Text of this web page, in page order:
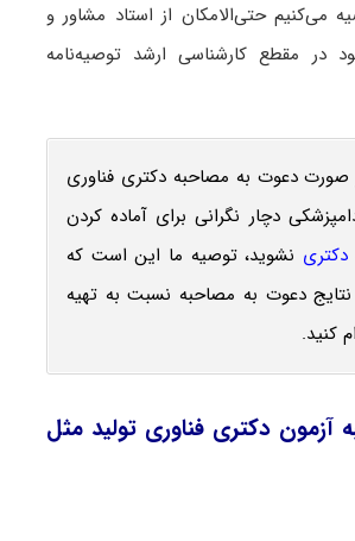
می‌کنیم حتی‌الامکان از استاد مشاور و
در مقطع کارشناسی ارشد توصیه‌نامه
صورت دعوت به مصاحبه دکتری فناوری
دچار نگرانی برای آماده کردن
نشوید، توصیه ما این است که
نتایج دعوت به مصاحبه نسبت به تهیه
کنید.
آزمون دکتری فناوری تولید مثل